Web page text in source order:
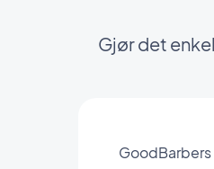
Gjør det